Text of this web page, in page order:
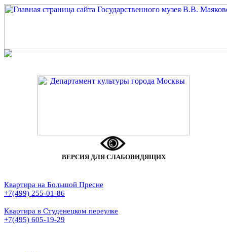
ВЕРСИЯ ДЛЯ СЛАБОВИДЯЩИХ
Квартира на Большой Пресне
+7(499) 255-01-86
Квартира в Студенецком переулке
+7(495) 605-19-29